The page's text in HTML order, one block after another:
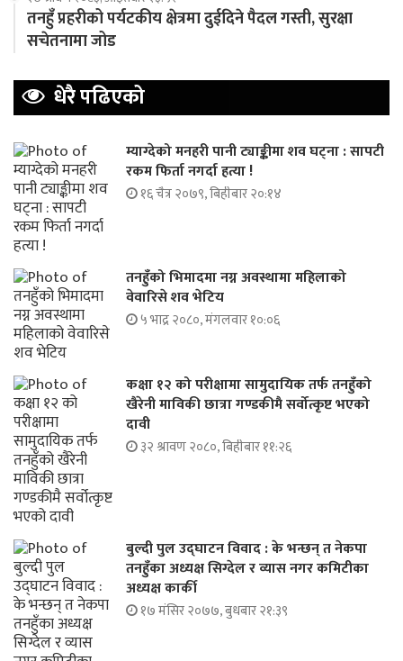
तनहुँ प्रहरीको पर्यटकीय क्षेत्रमा दुईदिने पैदल गस्ती, सुरक्षा
सचेतनामा जोड
धेरै पढिएको
म्याग्देको मनहरी पानी ट्याङ्कीमा शव घट्ना : सापटी
रकम फिर्ता नगर्दा हत्या !
१६ चैत्र २०७९, बिहीबार २०:१४
तनहुँको भिमादमा नग्न अवस्थामा महिलाको
वेवारिसे शव भेटिय
५ भाद्र २०८०, मंगलवार १०:०६
कक्षा १२ को परीक्षामा सामुदायिक तर्फ तनहुँको
खैरेनी माविकी छात्रा गण्डकीमै सर्वोत्कृष्ट भएको
दावी
३२ श्रावण २०८०, बिहीबार ११:२६
बुल्दी पुल उद्घाटन विवाद : के भन्छन् त नेकपा
तनहुँका अध्यक्ष सिग्देल र व्यास नगर कमिटीका
अध्यक्ष कार्की
१७ मंसिर २०७७, बुधबार २१:३९